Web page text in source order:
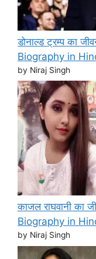
डोनाल्ड ट्रम्प का
Biography in
by Niraj Singh
काजल राघवानी का
Biography in
by Niraj Singh